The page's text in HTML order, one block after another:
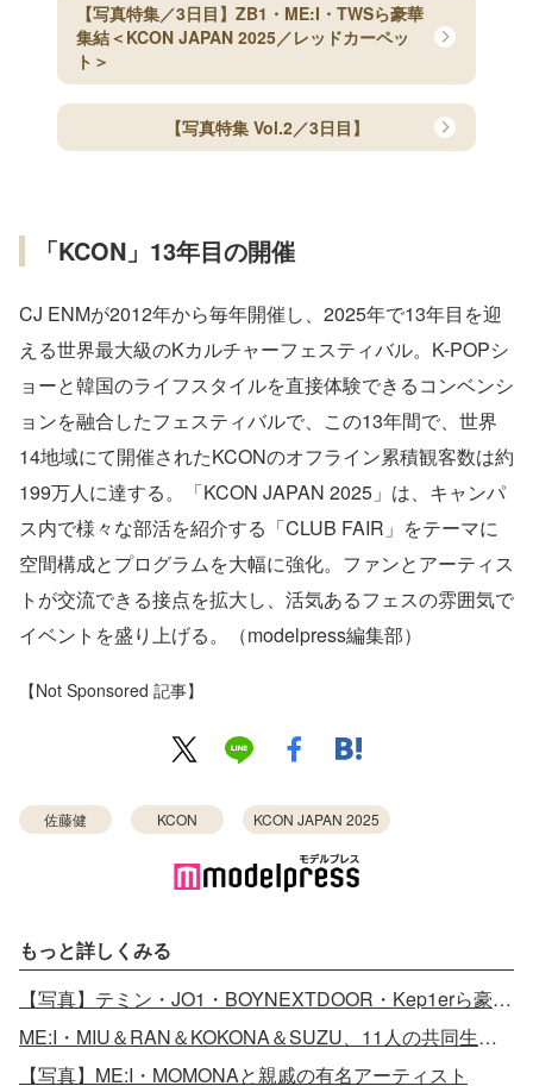
【写真特集／3日目】ZB1・ME:I・TWSら豪華
集結＜KCON JAPAN 2025／レッドカーペッ
ト＞
【写真特集 Vol.2／3日目】
「KCON」13年目の開催
CJ ENMが2012年から毎年開催し、2025年で13年目を迎
える世界最大級のKカルチャーフェスティバル。K-POPシ
ョーと韓国のライフスタイルを直接体験できるコンベンシ
ョンを融合したフェスティバルで、この13年間で、世界
14地域にて開催されたKCONのオフライン累積観客数は約
199万人に達する。「KCON JAPAN 2025」は、キャンパ
ス内で様々な部活を紹介する「CLUB FAIR」をテーマに
空間構成とプログラムを大幅に強化。ファンとアーティス
トが交流できる接点を拡大し、活気あるフェスの雰囲気で
イベントを盛り上げる。（modelpress編集部）
【Not Sponsored 記事】
佐藤健 KCON KCON JAPAN 2025
もっと詳しくみる
【写真】テミン・JO1・BOYNEXTDOOR・Kep1erら豪華集結
ME:I・MIU＆RAN＆KOKONA＆SUZU、11人の共同生活で大変なこととは？初対面の印象も明かす
【写真】ME:I・MOMONAと親戚の有名アーティスト